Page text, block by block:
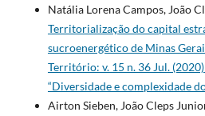
Natália Lorena Campos, João
Territorialização do capital
sucroenergético de Minas
Território: v. 15 n. 36 Jul.
“Diversidade e complexidade
Airton Sieben, João Cleps